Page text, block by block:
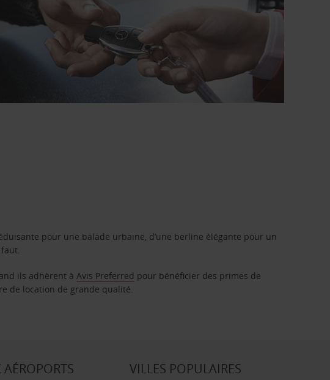
pour une balade urbaine, d’une berline élégante pour un
ils adhèrent àAvis Preferred pour bénéficier des primes de
de location de grande qualité.
VILLES POPULAIRES